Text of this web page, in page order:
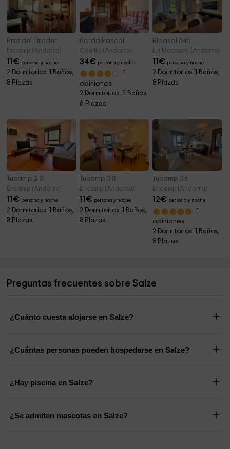
Prat del Tirader
Encamp (Andorra)
11€ persona y noche
2 Dormitorios, 1 Baños,
8 Plazas
Borda Pascol
Canillo (Andorra)
34€ persona y noche
opiniones
2 Dormitorios, 2 Baños,
6 Plazas
Ribasol 645
La Massana (Andorra)
11€ persona y noche
2 Dormitorios, 1 Baños,
8 Plazas
Tucamp 2.8
Encamp (Andorra)
11€ persona y noche
2 Dormitorios, 1 Baños,
8 Plazas
Tucamp 3.8
Encamp (Andorra)
11€ persona y noche
2 Dormitorios, 1 Baños,
8 Plazas
Tucamp 3.6
Encamp (Andorra)
12€ persona y noche
opiniones
2 Dormitorios, 1 Baños,
8 Plazas
Preguntas frecuentes sobre Salze
¿Cuánto cuesta alojarse en Salze?
¿Cuántas personas pueden hospedarse en Salze?
¿Hay piscina en Salze?
¿Se admiten mascotas en Salze?